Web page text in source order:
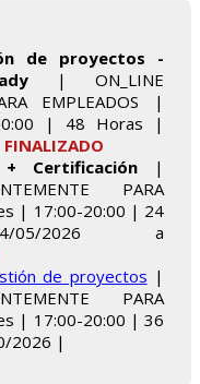
de proyectos -
| ON_LINE
EMPLEADOS |
| 48 Horas |
FINALIZADO
+ Certificación|
PARA
| 17:00-20:00 | 24
2026 a
de proyectos |
PARA
| 17:00-20:00 | 36
2026 |